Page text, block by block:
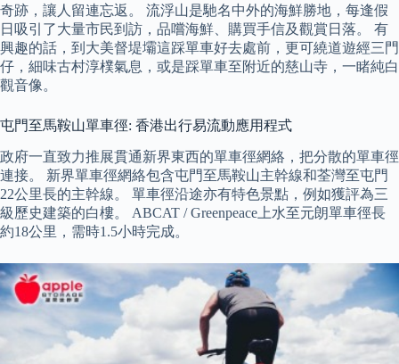
奇跡，讓人留連忘返。 流浮山是馳名中外的海鮮勝地，每逢假
日吸引了大量市民到訪，品嚐海鮮、購買手信及觀賞日落。 有
興趣的話，到大美督堤壩這踩單車好去處前，更可繞道遊經三門
仔，細味古村淳樸氣息，或是踩單車至附近的慈山寺，一睹純白
觀音像。
屯門至馬鞍山單車徑: 香港出行易流動應用程式
政府一直致力推展貫通新界東西的單車徑網絡，把分散的單車徑
連接。 新界單車徑網絡包含屯門至馬鞍山主幹線和荃灣至屯門
22公里長的主幹線。 單車徑沿途亦有特色景點，例如獲評為三
級歷史建築的白樓。 ABCAT / Greenpeace上水至元朗單車徑長
約18公里，需時1.5小時完成。